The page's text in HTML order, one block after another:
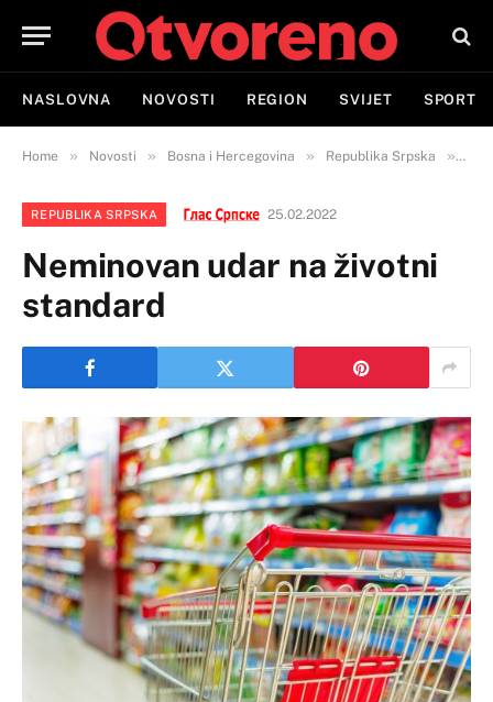
NASLOVNA NOVOSTI REGION SVIJET SPORT
Home » Novosti » Bosna i Hercegovina » Republika Srpska »
REPUBLIKA SRPSKA 25.02.2022
Neminovan udar na životni
standard